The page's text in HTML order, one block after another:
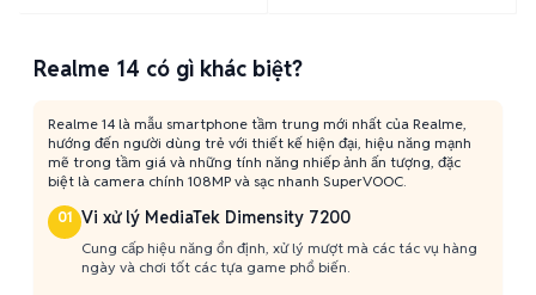
Realme 14 có gì khác biệt?
Realme 14 là mẫu smartphone tầm trung mới nhất của Realme,
hướng đến người dùng trẻ với thiết kế hiện đại, hiệu năng mạnh
mẽ trong tầm giá và những tính năng nhiếp ảnh ấn tượng, đặc
biệt là camera chính 108MP và sạc nhanh SuperVOOC.
01 Vi xử lý MediaTek Dimensity 7200
Cung cấp hiệu năng ổn định, xử lý mượt mà các tác vụ hàng
ngày và chơi tốt các tựa game phổ biến.